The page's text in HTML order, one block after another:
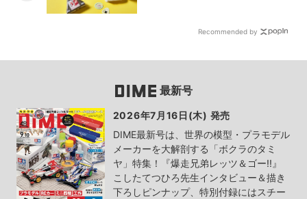
Recommended by
最新号
2026年7月16日(木) 発売
DIME最新号は、世界の模型・プラモデル
メーカーを大解剖する「ボクラのタミ
ヤ」特集！『爆走兄弟レッツ＆ゴー!!』
こしたてつひろ先生インタビュー＆描き
下ろしピンナップ、特別付録にはスチー